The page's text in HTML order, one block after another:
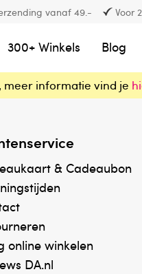
vanaf 49.- Voor
300+ Winkels Blog
meer informatie vind je
& Cadeaubon
online winkelen
DA.nl